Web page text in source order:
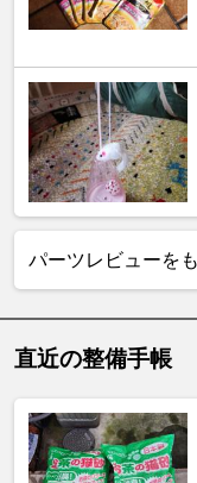
パーツレビューを
直近の整備手帳